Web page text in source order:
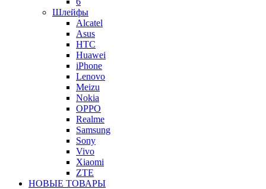
Шлейфы
Alcatel
Asus
HTC
Huawei
iPhone
Lenovo
Meizu
Nokia
OPPO
Realme
Samsung
Sony
Vivo
Xiaomi
ZTE
НОВЫЕ ТОВАРЫ